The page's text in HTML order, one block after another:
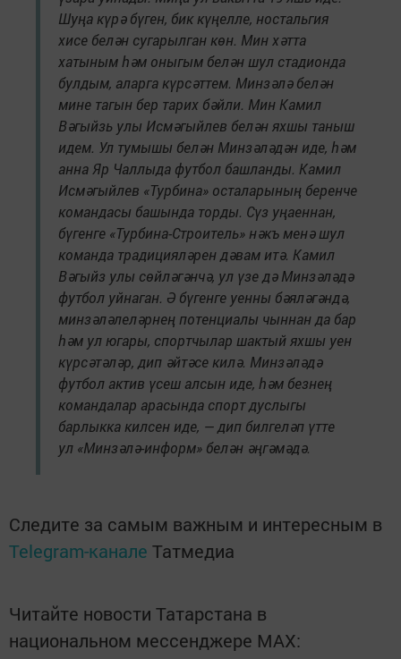
Шуңа күрә бүген, бик күңелле, ностальгия
хисе белән сугарылган көн. Мин хәтта
хатыным һәм оныгым белән шул стадионда
булдым, аларга күрсәттем. Минзәлә белән
мине тагын бер тарих бәйли. Мин Камил
Вәгыйзь улы Исмәгыйлев белән яхшы таныш
идем. Ул тумышы белән Минзәләдән иде, һәм
анна Яр Чаллыда футбол башланды. Камил
Исмәгыйлев «Турбина» осталарының беренче
командасы башында торды. Сүз уңаеннан,
бүгенге «Турбина-Строитель» нәкъ менә шул
команда традицияләрен дәвам итә. Камил
Вәгыйз улы сөйләгәнчә, ул үзе дә Минзәләдә
футбол уйнаган. Ә бүгенге уенны бәяләгәндә,
минзәләлеләрнең потенциалы чыннан да бар
һәм ул югары, спортчылар шактый яхшы уен
күрсәтәләр, дип әйтәсе килә. Минзәләдә
футбол актив үсеш алсын иде, һәм безнең
командалар арасында спорт дуслыгы
барлыкка килсен иде, — дип билгеләп үтте
ул «Минзәлә-информ» белән әңгәмәдә.
Следите за самым важным и интересным в
Telegram-канале Татмедиа
Читайте новости Татарстана в
национальном мессенджере MАХ: